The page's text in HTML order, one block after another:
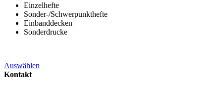
Einzelhefte
Sonder-/Schwerpunkthefte
Einbanddecken
Sonderdrucke
Auswählen
Kontakt